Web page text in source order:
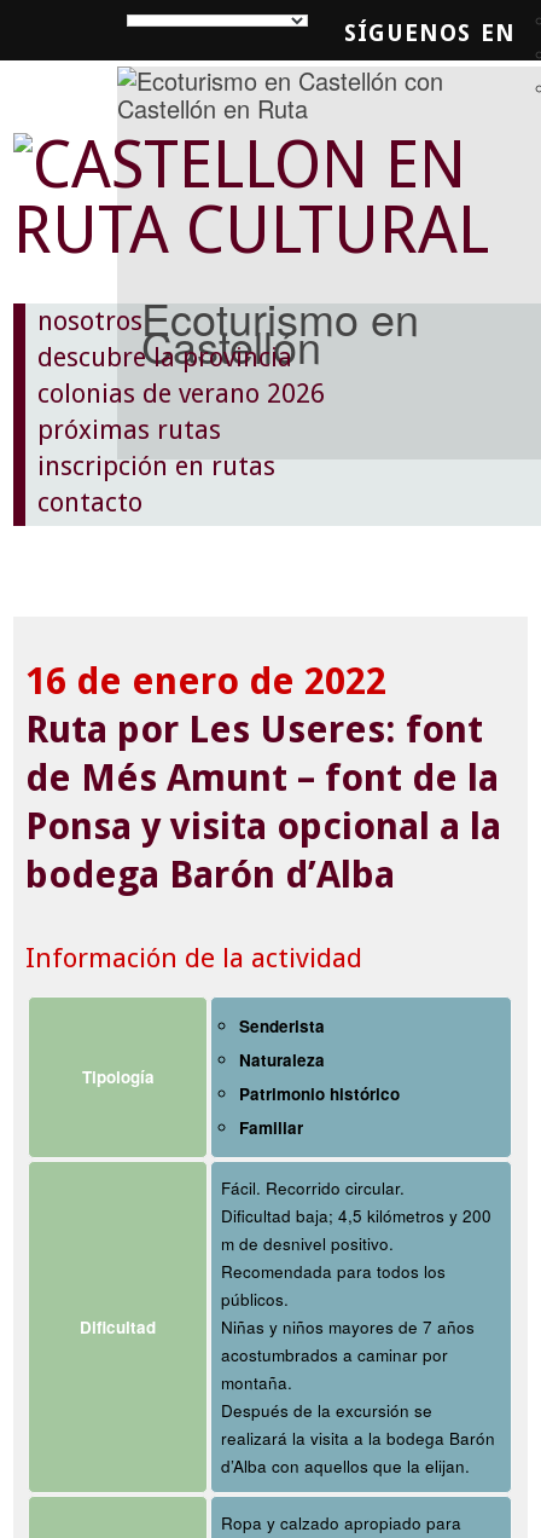
SÍGUENOS EN
Ecoturismo en
Castellón
nosotros
descubre la provincia
colonias de verano 2026
próximas rutas
inscripción en rutas
contacto
16 de enero de 2022
Ruta por Les Useres: font
de Més Amunt – font de la
Ponsa y visita opcional a la
bodega Barón d’Alba
Información de la actividad
Tipología
Senderista
Naturaleza
Patrimonio histórico
Familiar
Dificultad
Fácil. Recorrido circular.
Dificultad baja; 4,5 kilómetros y 200
m de desnivel positivo.
Recomendada para todos los
públicos.
Niñas y niños mayores de 7 años
acostumbrados a caminar por
montaña.
Después de la excursión se
realizará la visita a la bodega Barón
d’Alba con aquellos que la elijan.
Ropa y calzado apropiado para